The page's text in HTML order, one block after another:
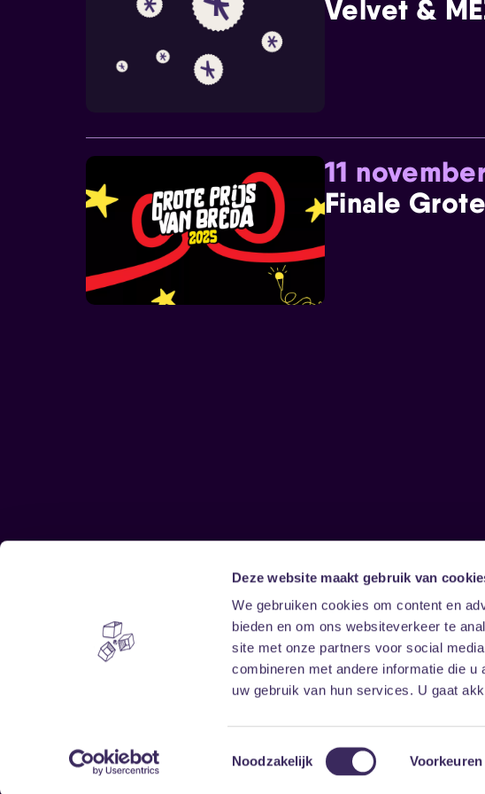
Deze website maakt gebruik van
We gebruiken cookies om content en
bieden en om ons websiteverkeer te
site met onze partners voor social
combineren met andere informatie die
uw gebruik van hun services. U gaat
Toestemmingsselectie
Noodzakelijk Voorkeuren
Velvet &
11
Finale
Home
Vrijwilligers
Disclaimer
Toegankelijkheid
Privacy & cookies